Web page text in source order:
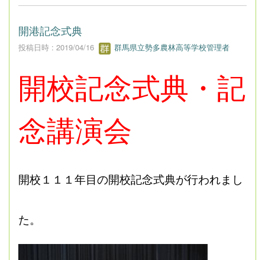
開港記念式典
投稿日時 : 2019/04/16 群馬県立勢多農林高等学校管理者
開校記念式典・記
念講演会
開校１１１年目の開校記念式典が行われまし
た。